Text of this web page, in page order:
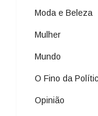
Moda e Beleza
Mulher
Mundo
O Fino da
Opinião